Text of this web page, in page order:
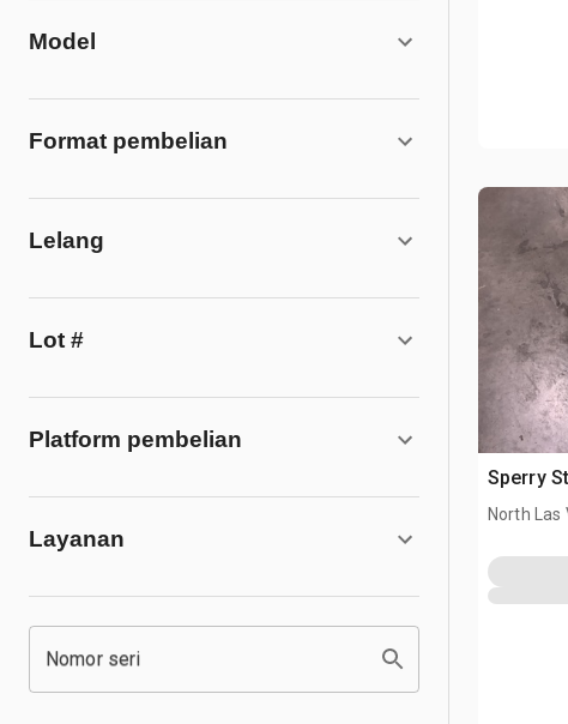
Model
Format pembelian
Lelang
Lot #
Platform pembelian
Layanan
Nomor seri
Sperry
North Las